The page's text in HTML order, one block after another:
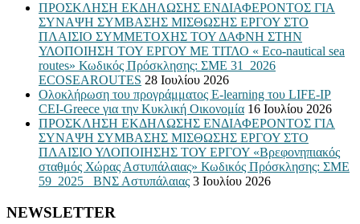
ΠΡΟΣΚΛΗΣΗ ΕΚΔΗΛΩΣΗΣ ΕΝΔΙΑΦΕΡΟΝΤΟΣ ΓΙΑ
ΣΥΝΑΨΗ ΣΥΜΒΑΣΗΣ ΜΙΣΘΩΣΗΣ ΕΡΓΟΥ ΣΤΟ
ΠΛΑΙΣΙΟ ΣΥΜΜΕΤΟΧΗΣ ΤΟΥ ΔΑΦΝΗ ΣΤΗΝ
ΥΛΟΠΟΙΗΣΗ ΤΟΥ ΕΡΓΟΥ ΜΕ ΤΙΤΛΟ « Eco-nautical sea
routes» Κωδικός Πρόσκλησης: ΣΜΕ 31_2026
ECOSEAROUTES 28 Ιουλίου 2026
Ολοκλήρωση του προγράμματος E-learning του LIFE-IP
CEI-Greece για την Κυκλική Οικονομία 16 Ιουλίου 2026
ΠΡΟΣΚΛΗΣΗ ΕΚΔΗΛΩΣΗΣ ΕΝΔΙΑΦΕΡΟΝΤΟΣ ΓΙΑ
ΣΥΝΑΨΗ ΣΥΜΒΑΣΗΣ ΜΙΣΘΩΣΗΣ ΕΡΓΟΥ ΣΤΟ
ΠΛΑΙΣΙΟ ΥΛΟΠΟΙΗΣΗΣ ΤΟΥ ΕΡΓΟΥ «Βρεφονηπιακός
σταθμός Χώρας Αστυπάλαιας» Κωδικός Πρόσκλησης: ΣΜΕ
59_2025_ ΒΝΣ Αστυπάλαιας 3 Ιουλίου 2026
NEWSLETTER